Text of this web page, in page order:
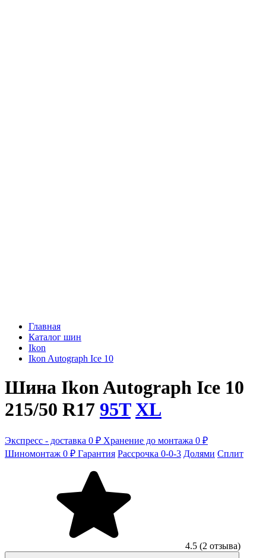
Главная
Каталог шин
Ikon
Ikon Autograph Ice 10
Шина Ikon Autograph Ice 10
215/50 R17 95T XL
Экспресс - доставка 0 ₽ Хранение до монтажа 0 ₽
Шиномонтаж 0 ₽ Гарантия Рассрочка 0-0-3 Долями Сплит
4.5 (2 отзыва)